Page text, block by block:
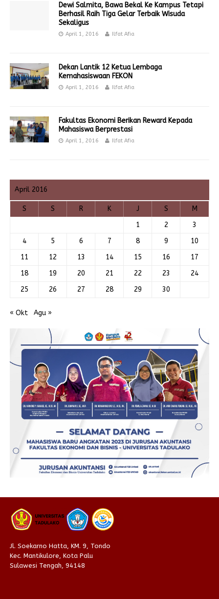
Dewi Salmita, Bawa Bekal Ke Kampus Tetapi
Berhasil Raih Tiga Gelar Terbaik Wisuda
Sekaligus
April 1, 2016 Ilfat Afia
Dekan Lantik 12 Ketua Lembaga
Kemahasiswaan FEKON
April 1, 2016 Ilfat Afia
Fakultas Ekonomi Berikan Reward Kepada
Mahasiswa Berprestasi
April 1, 2016 Ilfat Afia
April 2016
S S R K J S
M
1
2
3
4
5 6 7 8 9
10
11
12 13 14 15 16
17
18
19 20 21 22 23
24
25
26 27 28 29 30
« Okt Agu »
Jl. Soekarno Hatta, KM. 9, Tondo
Kec. Mantikulore, Kota Palu
Sulawesi Tengah, 94148